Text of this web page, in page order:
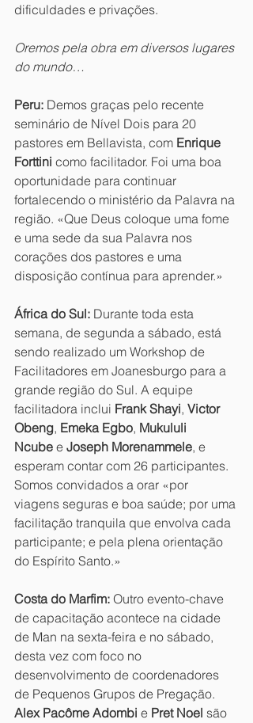
dificuldades e privações.
Oremos pela obra em diversos lugares
do mundo…
Peru: Demos graças pelo recente
seminário de Nível Dois para 20
pastores em Bellavista, com Enrique
Forttini como facilitador. Foi uma boa
oportunidade para continuar
fortalecendo o ministério da Palavra na
região. «Que Deus coloque uma fome
e uma sede da sua Palavra nos
corações dos pastores e uma
disposição contínua para aprender.»
África do Sul: Durante toda esta
semana, de segunda a sábado, está
sendo realizado um Workshop de
Facilitadores em Joanesburgo para a
grande região do Sul. A equipe
facilitadora inclui Frank Shayi, Victor
Obeng, Emeka Egbo, Mukululi
Ncube e Joseph Morenammele, e
esperam contar com 26 participantes.
Somos convidados a orar «por
viagens seguras e boa saúde; por uma
facilitação tranquila que envolva cada
participante; e pela plena orientação
do Espírito Santo.»
Costa do Marfim: Outro evento-chave
de capacitação acontece na cidade
de Man na sexta-feira e no sábado,
desta vez com foco no
desenvolvimento de coordenadores
de Pequenos Grupos de Pregação.
Alex Pacôme Adombi e Pret Noel são